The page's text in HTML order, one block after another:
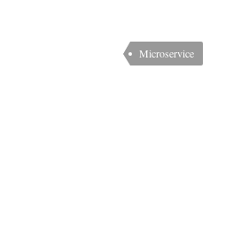
Microservice